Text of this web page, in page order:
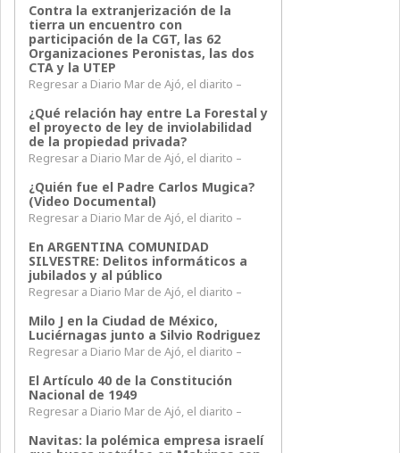
Contra la extranjerización de la
tierra un encuentro con
participación de la CGT, las 62
Organizaciones Peronistas, las dos
CTA y la UTEP
Regresar a Diario Mar de Ajó, el diarito –
¿Qué relación hay entre La Forestal y
el proyecto de ley de inviolabilidad
de la propiedad privada?
Regresar a Diario Mar de Ajó, el diarito –
¿Quién fue el Padre Carlos Mugica?
(Video Documental)
Regresar a Diario Mar de Ajó, el diarito –
En ARGENTINA COMUNIDAD
SILVESTRE: Delitos informáticos a
jubilados y al público
Regresar a Diario Mar de Ajó, el diarito –
Milo J en la Ciudad de México,
Luciérnagas junto a Silvio Rodriguez
Regresar a Diario Mar de Ajó, el diarito –
El Artículo 40 de la Constitución
Nacional de 1949
Regresar a Diario Mar de Ajó, el diarito –
Navitas: la polémica empresa israelí